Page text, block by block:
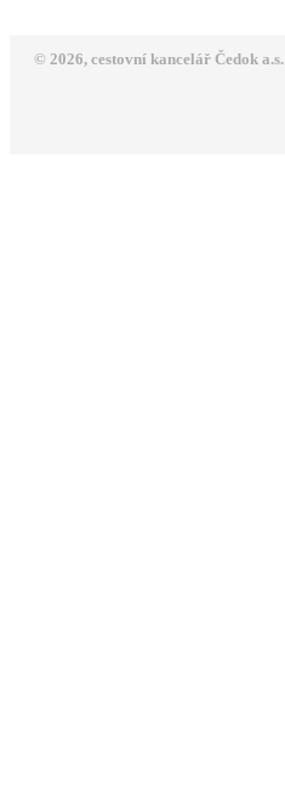
© 2026, cestovní kancelář Čedok a.s.